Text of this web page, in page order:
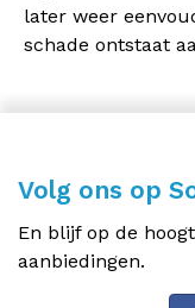
later weer
schade ontstaat
Volg ons op
En blijf op de
aanbiedingen.